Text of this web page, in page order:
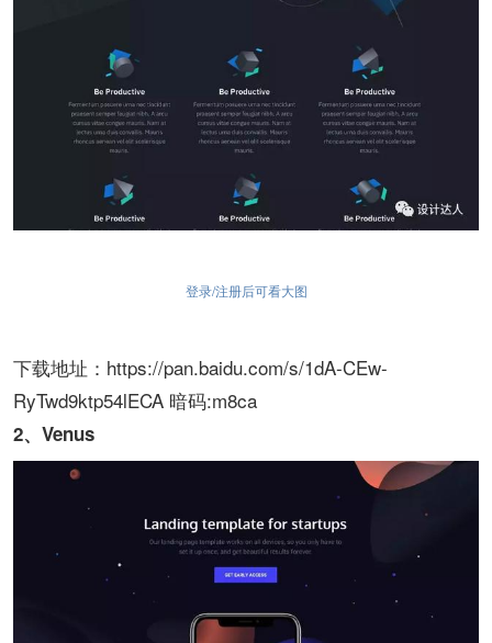
登录/注册后可看大图
下载地址：https://pan.baidu.com/s/1dA-CEw-
RyTwd9ktp54lECA 暗码:m8ca
2、Venus